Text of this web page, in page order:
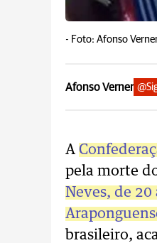
- Foto: Afonso
Afonso Verner
A
pela morte
Neves, de 20
brasileiro,